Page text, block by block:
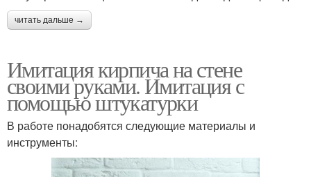
читать дальше →
Имитация кирпича на стене
своими руками. Имитация с
помощью штукатурки
В работе понадобятся следующие материалы и
инструменты: